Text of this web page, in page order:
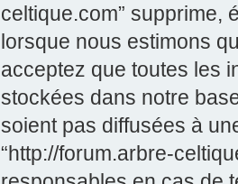
celtique.com” supprime,
lorsque nous estimons
acceptez que toutes les
stockées dans notre
soient pas diffusées à
“http://forum.arbre-